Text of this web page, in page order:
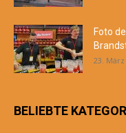
Foto
23. März
BELIEBTE